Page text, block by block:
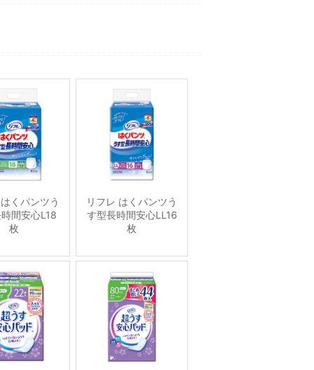
くパンツう
間安心L18
枚
リフレ はくパンツう
す型長時間安心LL16
枚